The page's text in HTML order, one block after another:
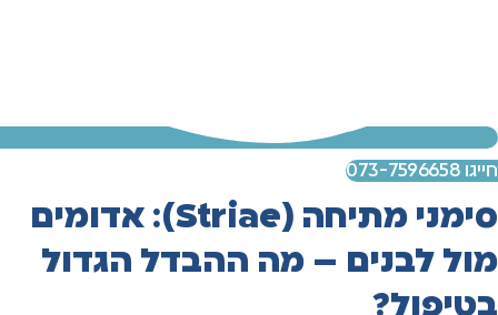
חייגו 073-7596658
סימני מתיחה (Striae): אדומים
מול לבנים – מה ההבדל הגדול
בטיפול?